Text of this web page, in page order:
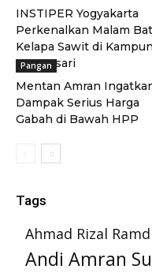
INSTIPER Yogyakarta
Perkenalkan Malam
Kelapa Sawit di
Tamansari
Pangan
Mentan Amran
Dampak Serius Harga
Gabah di Bawah HPP
Tags
Ahmad Rizal
Andi Amran